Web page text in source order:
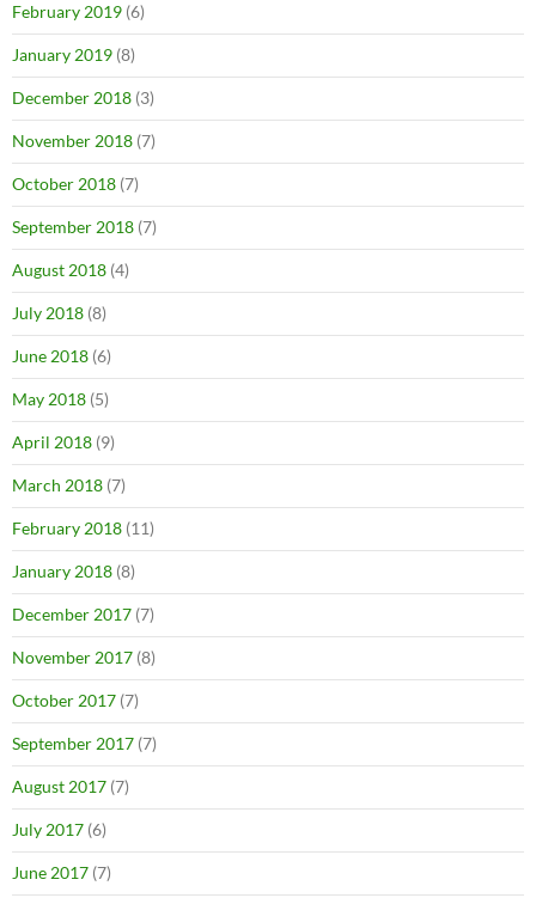
February 2019 (6)
January 2019 (8)
December 2018 (3)
November 2018 (7)
October 2018 (7)
September 2018 (7)
August 2018 (4)
July 2018 (8)
June 2018 (6)
May 2018 (5)
April 2018 (9)
March 2018 (7)
February 2018 (11)
January 2018 (8)
December 2017 (7)
November 2017 (8)
October 2017 (7)
September 2017 (7)
August 2017 (7)
July 2017 (6)
June 2017 (7)